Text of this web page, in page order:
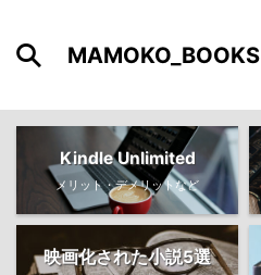
MAMOKO_BOOKS
Kindle Unlimited
メリット・デメリットなど
映画化された小説5選